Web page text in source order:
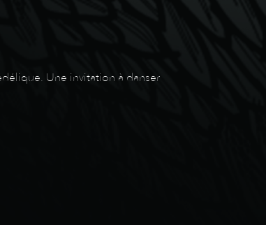
Une invitation à danser